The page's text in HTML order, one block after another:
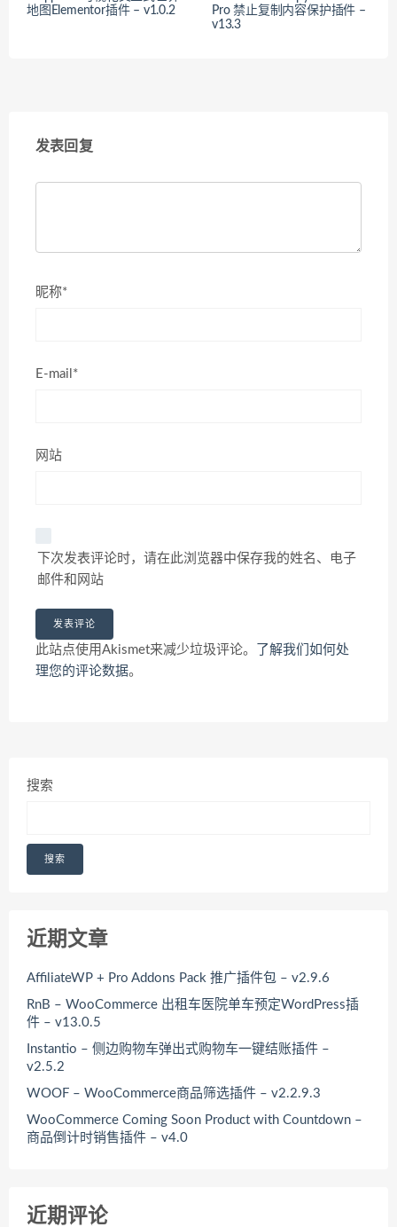
地图Elementor插件 – v1.0.2
Pro 禁止复制内容保护插件 –
v13.3
发表回复
昵称*
E-mail*
网站
下次发表评论时，请在此浏览器中保存我的姓名、电子
邮件和网站
此站点使用Akismet来减少垃圾评论。
了解我们如何处
理您的评论数据。
搜索
搜索
近期文章
AffiliateWP + Pro Addons Pack 推广插件包 – v2.9.6
RnB – WooCommerce 出租车医院单车预定WordPress插
件 – v13.0.5
Instantio – 侧边购物车弹出式购物车一键结账插件 –
v2.5.2
WOOF – WooCommerce商品筛选插件 – v2.2.9.3
WooCommerce Coming Soon Product with Countdown –
商品倒计时销售插件 – v4.0
近期评论